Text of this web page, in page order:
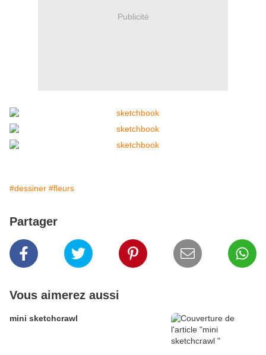
Publicité
#dessiner #fleurs
Partager
Vous aimerez aussi
mini sketchcrawl